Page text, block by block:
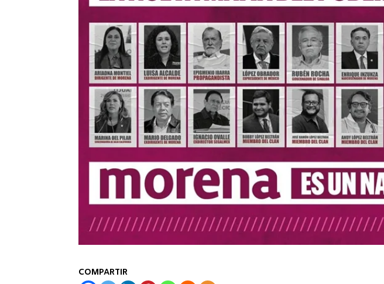
COMPARTIR